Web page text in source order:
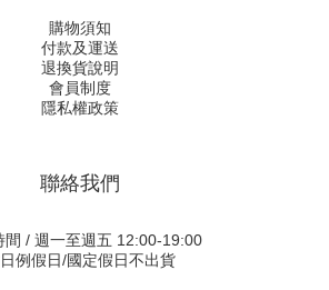
購物須知
付款及運送
退換貨說明
會員制度
隱私權政策
聯絡我們
間 / 週一至週五 12:00-19:00
例假日/國定假日不出貨